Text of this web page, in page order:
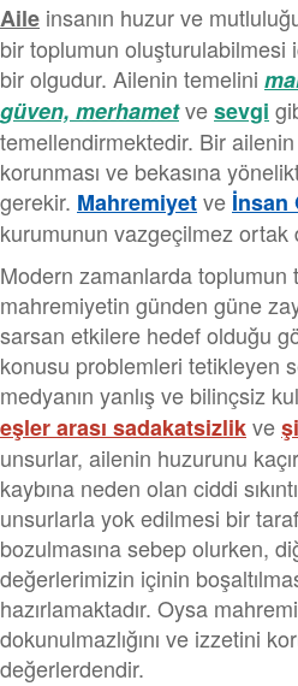
Aile insanın huzur ve
bir toplumun oluşturulabilmesi
bir olgudur. Ailenin temelini
güven, merhametvesevgi
temellendirmektedir. Bir
korunması ve bekasına
gerekir. Mahremiyetve İnsan
kurumunun vazgeçilmez ortak
Modern zamanlarda toplumun
mahremiyetin günden güne
sarsan etkilere hedef olduğu
konusu problemleri tetikleyen
medyanın yanlış ve bilinçsiz
eşler arası sadakatsizlikve
unsurlar, ailenin huzurunu
kaybına neden olan ciddi
unsurlarla yok edilmesi bir
bozulmasına sebep olurken,
değerlerimizin içinin
hazırlamaktadır. Oysa
dokunulmazlığını ve izzetini
değerlerdendir.